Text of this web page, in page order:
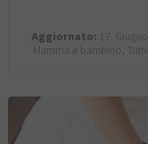
Aggiornato: 17.
Mamma e bambino,